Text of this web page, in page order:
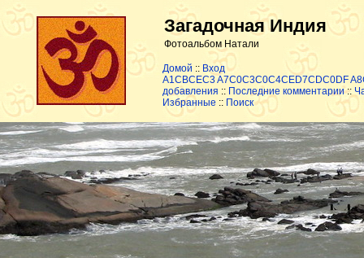
Загадочная Индия
Фотоальбом Натали
Домой :: Вход
A1CBCEC3 A7C0C3C0C4CED7CDC0DF
добавления :: Последние комментарии::
Избранные :: Поиск